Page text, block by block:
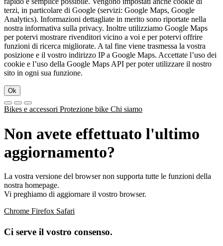
terzi, in particolare di Google (servizi: Google Maps, Google
Analytics). Informazioni dettagliate in merito sono riportate nella
nostra informativa sulla privacy. Inoltre utilizziamo Google Maps
per potervi mostrare rivenditori vicino a voi e per potervi offrire
funzioni di ricerca migliorate. A tal fine viene trasmessa la vostra
posizione e il vostro indirizzo IP a Google Maps. Accettate l’uso dei
cookie e l’uso della Google Maps API per poter utilizzare il nostro
sito in ogni sua funzione.
Ok
Bikes e accessori Protezione bike Chi siamo
Non avete effettuato l'ultimo
aggiornamento?
La vostra versione del browser non supporta tutte le funzioni della
nostra homepage.
Vi preghiamo di aggiornare il vostro browser.
Chrome Firefox Safari
Ci serve il vostro consenso.